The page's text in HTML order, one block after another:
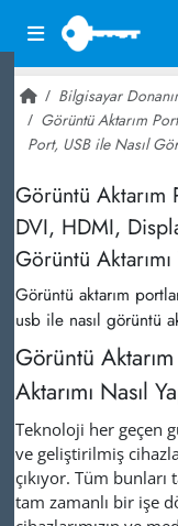
Bilgisayar
Görüntü Aktarım
Port, USB ile Nasıl
Görüntü
DVI, HDMI,
Görüntü
Görüntü aktarım
usb ile nasıl görüntü
Görüntü
Aktarımı Nasıl
Teknoloji her geçen
ve geliştirilmiş
çıkıyor. Tüm
tam zamanlı bir işe